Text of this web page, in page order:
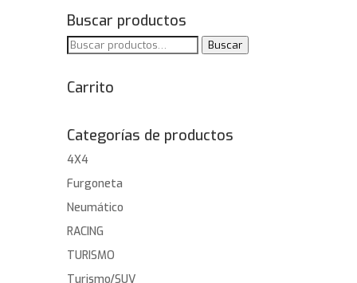
Buscar productos
Buscar
Buscar
Carrito
Categorías de productos
4X4
Furgoneta
Neumático
RACING
TURISMO
Turismo/SUV